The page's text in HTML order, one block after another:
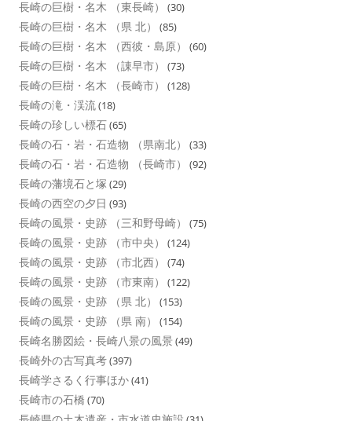
長崎の巨樹・名木 （東長崎） (30)
長崎の巨樹・名木 （県 北） (85)
長崎の巨樹・名木 （西彼・島原） (60)
長崎の巨樹・名木 （諌早市） (73)
長崎の巨樹・名木 （長崎市） (128)
長崎の滝・渓流(18)
長崎の珍しい標石(65)
長崎の石・岩・石造物 （県南北） (33)
長崎の石・岩・石造物 （長崎市） (92)
長崎の藩境石と塚 (29)
長崎の西空の夕日 (93)
長崎の風景・史跡 （三和野母崎） (75)
長崎の風景・史跡 （市中央） (124)
長崎の風景・史跡 （市北西） (74)
長崎の風景・史跡 （市東南） (122)
長崎の風景・史跡 （県 北） (153)
長崎の風景・史跡 （県 南） (154)
長崎名勝図絵・長崎八景の風景 (49)
長崎外の古写真考(397)
長崎学さるく行事ほか(41)
長崎市の石橋 (70)